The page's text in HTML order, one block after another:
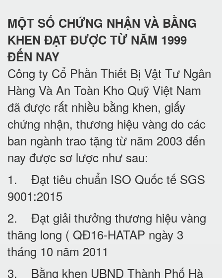
MỘT SỐ CHỨNG NHẬN VÀ BẰNG
KHEN ĐẠT ĐƯỢC TỪ NĂM 1999
ĐẾN NAY
Công ty Cổ Phần Thiết Bị Vật Tư Ngân
Hàng Và An Toàn Kho Quỹ Việt Nam
đã được rất nhiều bằng khen, giấy
chứng nhận, thương hiệu vàng do các
ban ngành trao tặng từ năm 2003 đến
nay được sơ lược như sau:
1. Đạt tiêu chuẩn ISO Quốc tế SGS
9001:2015
2. Đạt giải thưởng thương hiệu vàng
thăng long ( QĐ16-HATAP ngày 3
tháng 10 năm 2011
3. Bằng khen UBND Thành Phố Hà